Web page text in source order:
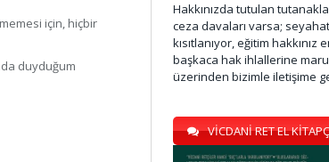
için, hiçbir
duyduğum
Hakkınızda tutulan
ceza davaları varsa;
kısıtlanıyor, eğitim
başkaca hak ihlallerine
üzerinden bizimle iletişime
VİCDANİ RET EL